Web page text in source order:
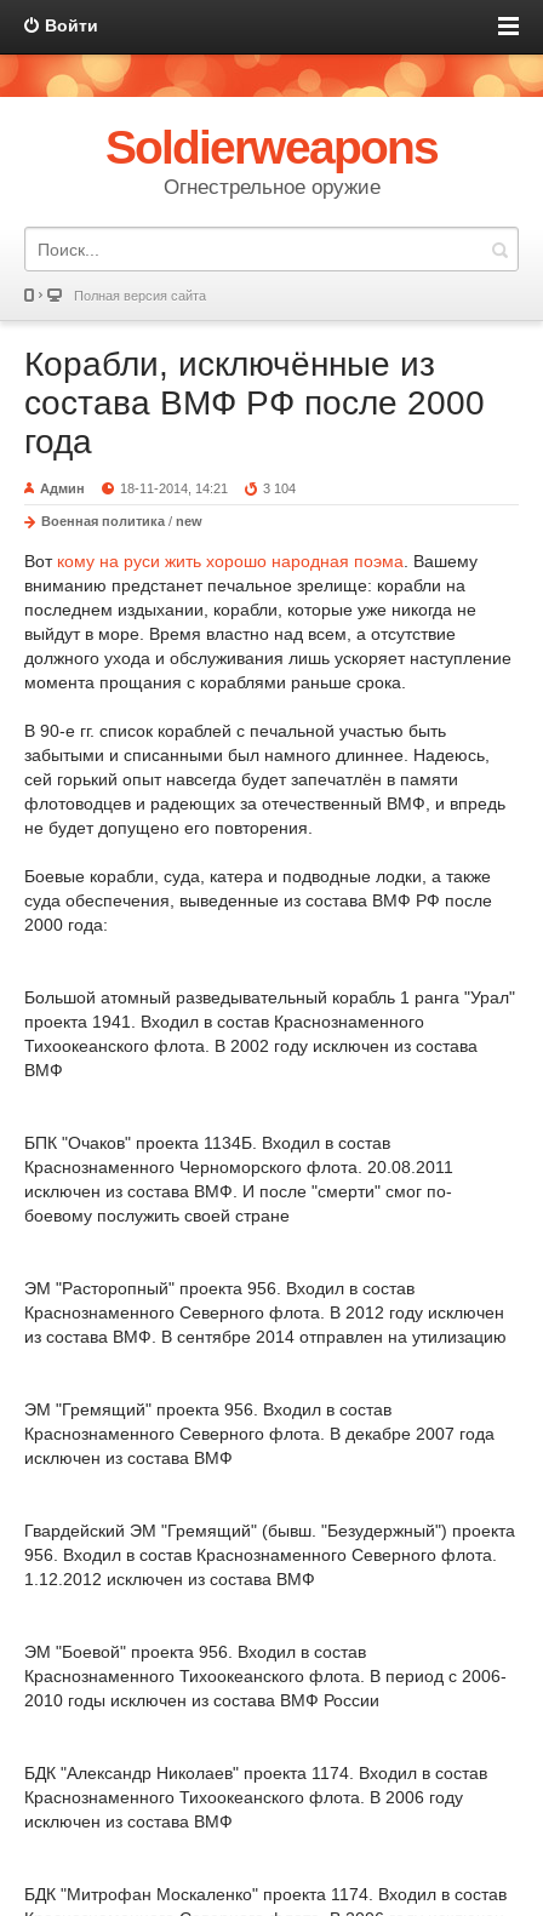
Войти
Soldierweapons
Огнестрельное оружие
Полная версия сайта
Корабли, исключённые из
состава ВМФ РФ после 2000
года
Админ 18-11-2014, 14:21 3 104
Военная политика / new
Вот кому на руси жить хорошо народная поэма . Вашему
вниманию предстанет печальное зрелище: корабли на
последнем издыхании, корабли, которые уже никогда не
выйдут в море. Время властно над всем, а отсутствие
должного ухода и обслуживания лишь ускоряет наступление
момента прощания с кораблями раньше срока.
В 90-е гг. список кораблей с печальной участью быть
забытыми и списанными был намного длиннее. Надеюсь,
сей горький опыт навсегда будет запечатлён в памяти
флотоводцев и радеющих за отечественный ВМФ, и впредь
не будет допущено его повторения.
Боевые корабли, суда, катера и подводные лодки, а также
суда обеспечения, выведенные из состава ВМФ РФ после
2000 года:
Большой атомный разведывательный корабль 1 ранга "Урал"
проекта 1941. Входил в состав Краснознаменного
Тихоокеанского флота. В 2002 году исключен из состава
ВМФ
БПК "Очаков" проекта 1134Б. Входил в состав
Краснознаменного Черноморского флота. 20.08.2011
исключен из состава ВМФ. И после "смерти" смог по-
боевому послужить своей стране
ЭМ "Расторопный" проекта 956. Входил в состав
Краснознаменного Северного флота. В 2012 году исключен
из состава ВМФ. В сентябре 2014 отправлен на утилизацию
ЭМ "Гремящий" проекта 956. Входил в состав
Краснознаменного Северного флота. В декабре 2007 года
исключен из состава ВМФ
Гвардейский ЭМ "Гремящий" (бывш. "Безудержный") проекта
956. Входил в состав Краснознаменного Северного флота.
1.12.2012 исключен из состава ВМФ
ЭМ "Боевой" проекта 956. Входил в состав
Краснознаменного Тихоокеанского флота. В период с 2006-
2010 годы исключен из состава ВМФ России
БДК "Александр Николаев" проекта 1174. Входил в состав
Краснознаменного Тихоокеанского флота. В 2006 году
исключен из состава ВМФ
БДК "Митрофан Москаленко" проекта 1174. Входил в состав